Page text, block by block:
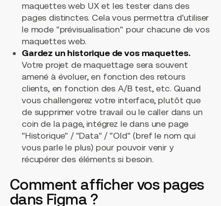
maquettes web UX et les tester dans des
pages distinctes. Cela vous permettra d'utiliser
le mode "prévisualisation" pour chacune de vos
maquettes web.
Gardez un historique de vos maquettes.
Votre projet de maquettage sera souvent
amené à évoluer, en fonction des retours
clients, en fonction des A/B test, etc. Quand
vous challengerez votre interface, plutôt que
de supprimer votre travail ou le caller dans un
coin de la page, intégrez le dans une page
"Historique" / "Data" / "Old" (bref le nom qui
vous parle le plus) pour pouvoir venir y
récupérer des éléments si besoin.
Comment afficher vos pages
dans Figma ?